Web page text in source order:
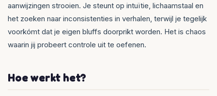
aanwijzingen strooien. Je steunt op intuïtie, lichaamstaal en
het zoeken naar inconsistenties in verhalen, terwijl je tegelijk
voorkómt dat je eigen bluffs doorprikt worden. Het is chaos
waarin jij probeert controle uit te oefenen.
Hoe werkt het?